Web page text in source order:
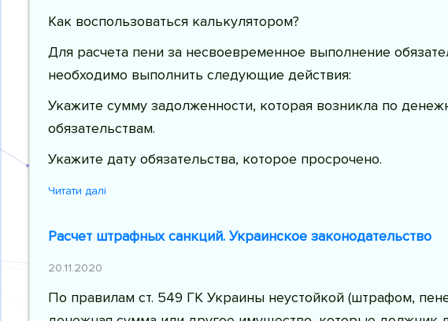
Как воспользоваться калькулятором?
Для расчета пени за несвоевременное выполнение
необходимо выполнить следующие действия:
Укажите сумму задолженности, которая возникла по
обязательствам.
Укажите дату обязательства, которое просрочено.
Читати далі
Расчет штрафных санкций. Украинское законодательство
20.11.2020
По правилам ст. 549 ГК Украины неустойкой (штрафом,